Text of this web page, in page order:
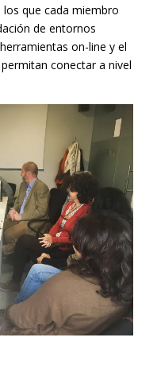
que cada miembro
de entornos
on-line y el
conectar a nivel